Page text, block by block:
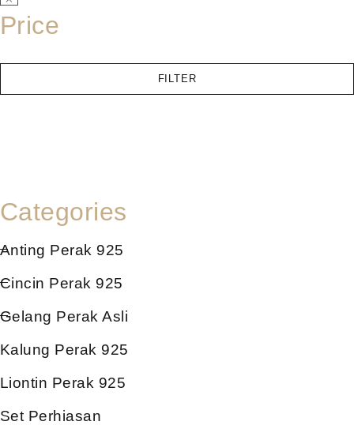
Price
FILTER
Categories
Anting Perak 925
Cincin Perak 925
Gelang Perak Asli
Kalung Perak 925
Liontin Perak 925
Set Perhiasan